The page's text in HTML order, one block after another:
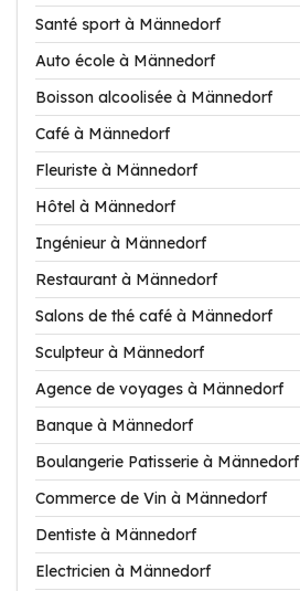
Santé sport à Männedorf
Auto école à Männedorf
Boisson alcoolisée à Männedorf
Café à Männedorf
Fleuriste à Männedorf
Hôtel à Männedorf
Ingénieur à Männedorf
Restaurant à Männedorf
Salons de thé café à Männedorf
Sculpteur à Männedorf
Agence de voyages à Männedorf
Banque à Männedorf
Boulangerie Patisserie à Männedorf
Commerce de Vin à Männedorf
Dentiste à Männedorf
Electricien à Männedorf